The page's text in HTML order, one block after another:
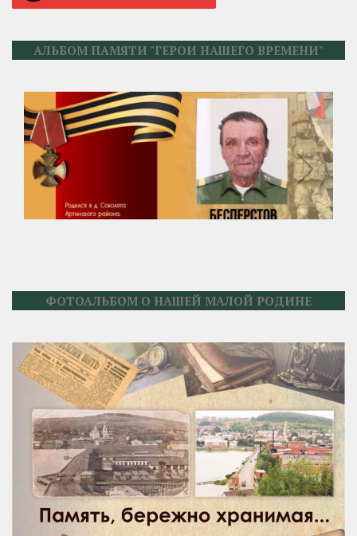
АЛЬБОМ ПАМЯТИ "ГЕРОИ НАШЕГО ВРЕМЕНИ"
ФОТОАЛЬБОМ О НАШЕЙ МАЛОЙ РОДИНЕ